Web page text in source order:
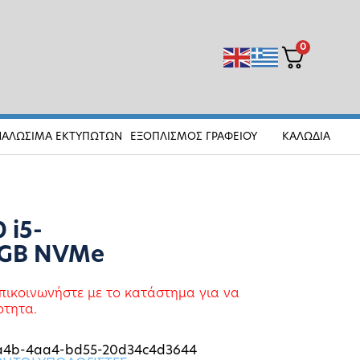
0
ΕΚΤΥΠΩΤΩΝ ΕΞΟΠΛΙΣΜΟΣ ΓΡΑΦΕΙΟΥ ΚΑΛΩΔΙΑ
i5-
NVMe
με το κατάστημα για να
4aa4-bd55-20d34c4d3644